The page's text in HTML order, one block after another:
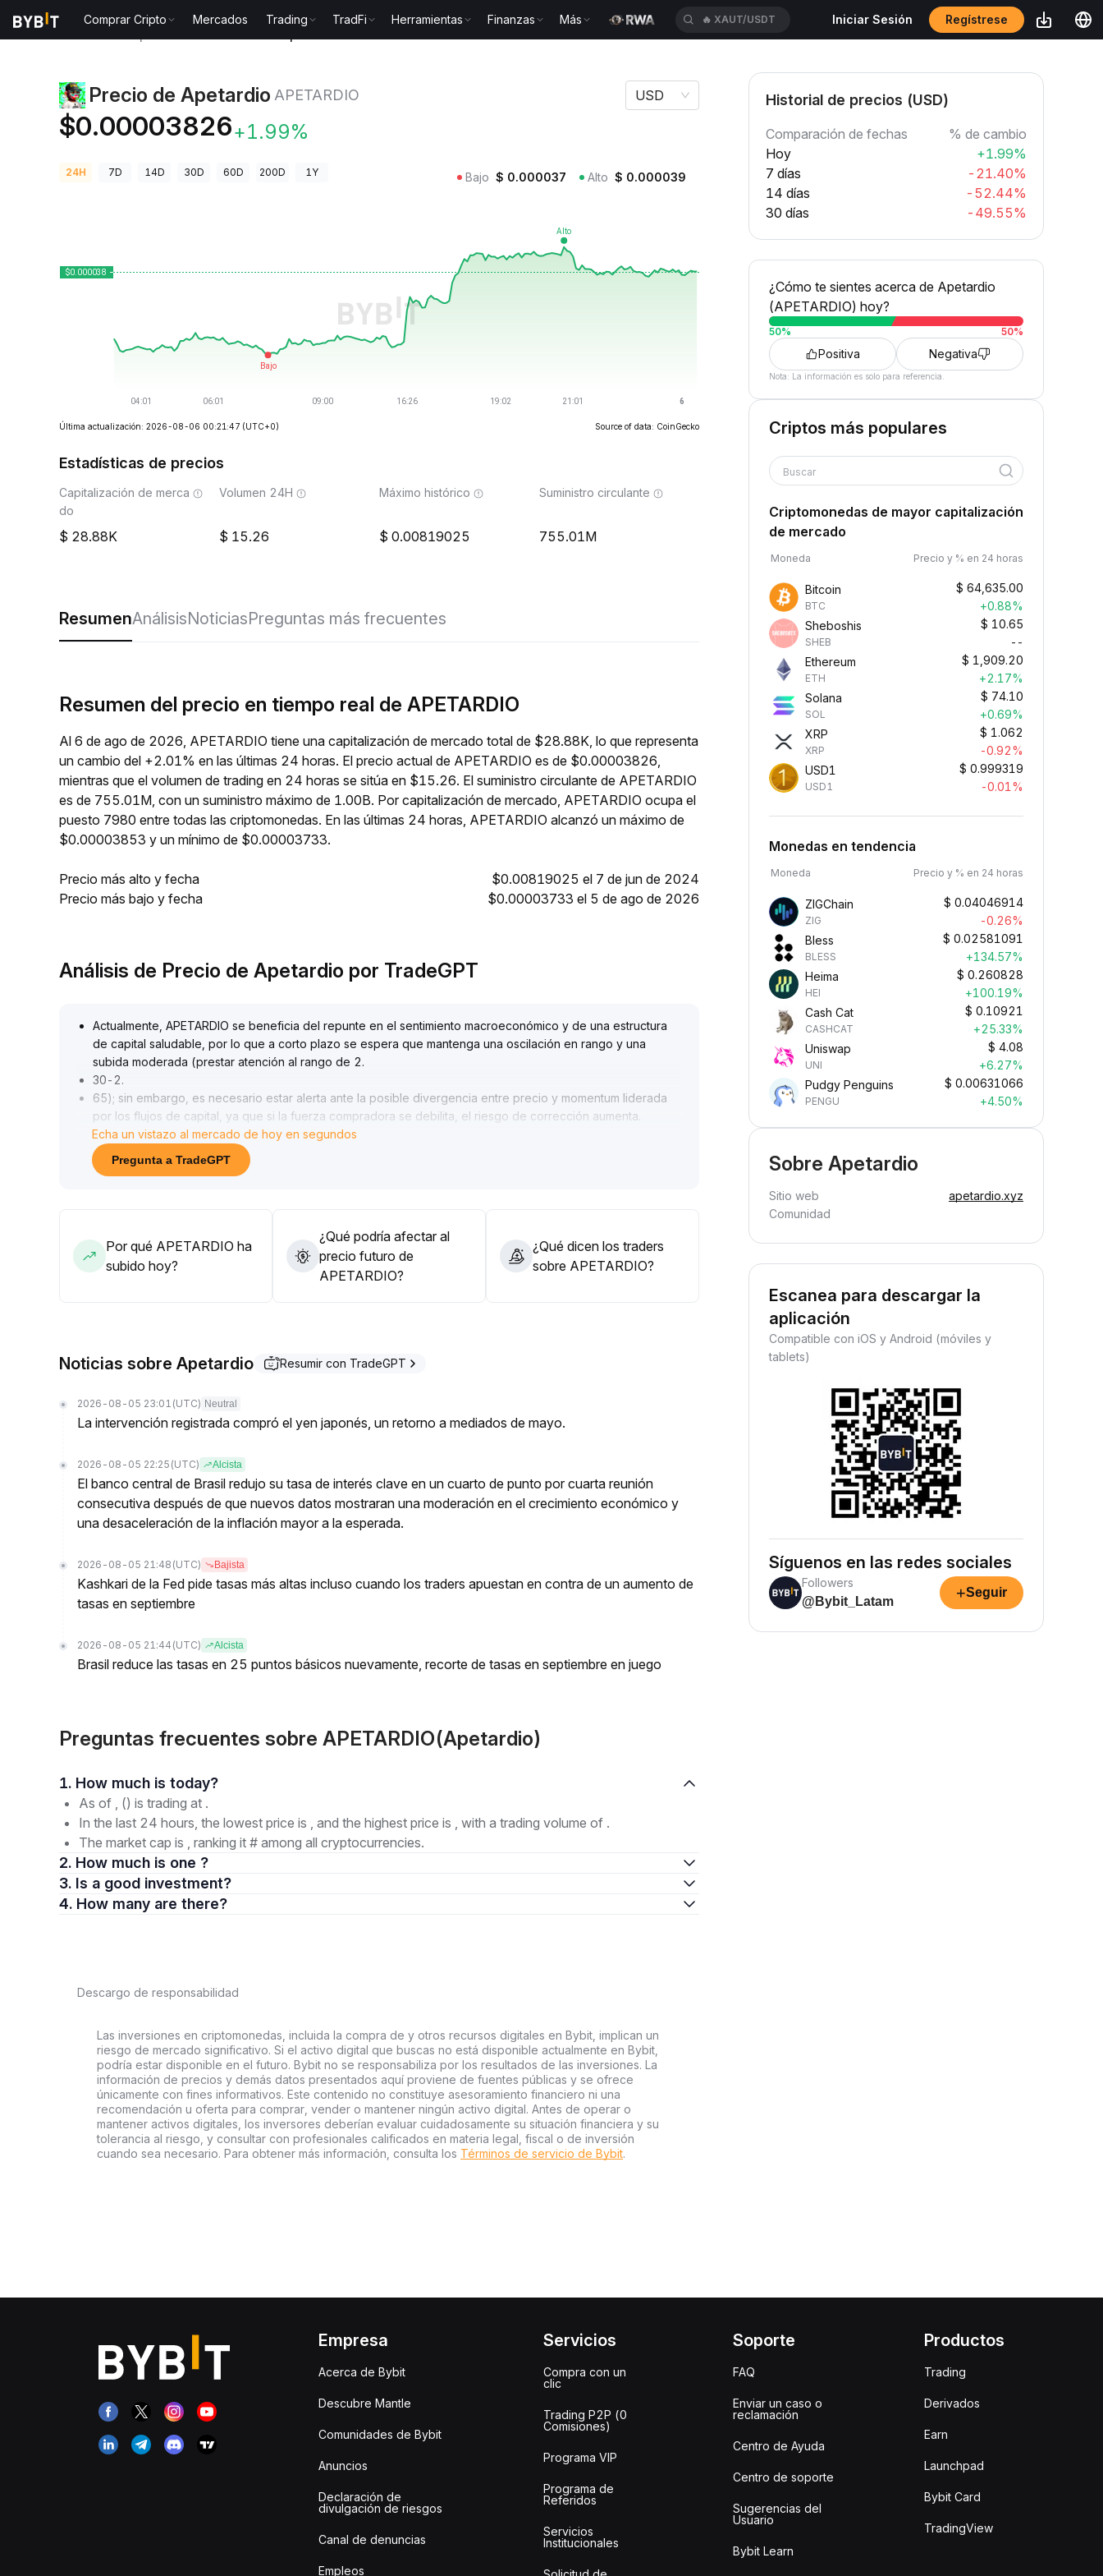
Comprar Cripto Mercados Trading TradFi Herramientas Finanzas Más 🔥 HEIUSDT Iniciar Sesión Regístrese
Precio de Apetardio APETARDIO
$0.00003826+1.99%
USD
24H 7D 14D 30D 60D 200D 1Y Bajo $ 0.000037 Alto $ 0.000039
Última actualización: 2026-08-06 00:21:47 (UTC+0) Source of data: CoinGecko
Estadísticas de precios
Capitalización de merca
do
28.88K
Volumen 24H
15.26
Máximo histórico
0.00819025
Suministro circulante
755.01M
ResumenAnálisisNoticiasPreguntas más frecuentes
Resumen del precio en tiempo real de APETARDIO
Al 6 de ago de 2026, APETARDIO tiene una capitalización de mercado total de $28.88K, lo que representa
un cambio del +2.01% en las últimas 24 horas. El precio actual de APETARDIO es de $0.00003826,
mientras que el volumen de trading en 24 horas se sitúa en $15.26. El suministro circulante de APETARDIO
es de 755.01M, con un suministro máximo de 1.00B. Por capitalización de mercado, APETARDIO ocupa el
puesto 7980 entre todas las criptomonedas. En las últimas 24 horas, APETARDIO alcanzó un máximo de
$0.00003853 y un mínimo de $0.00003733.
Precio más alto y fecha
$0.00819025 el 7 de jun de 2024
Precio más bajo y fecha
$0.00003733 el 5 de ago de 2026
Análisis de Precio de Apetardio por TradeGPT
Actualmente, APETARDIO se beneficia del repunte en el sentimiento macroeconómico y de una estructura
de capital saludable, por lo que a corto plazo se espera que mantenga una oscilación en rango y una
subida moderada (prestar atención al rango de 2.
30-2.
65); sin embargo, es necesario estar alerta ante la posible divergencia entre precio y momentum liderada
por los flujos de capital, ya que si la fuerza compradora se debilita, el riesgo de corrección aumenta
Se recomienda a los inversores a medio y corto plazo posicionarse progresivamente, ajustar dinámicamente
los niveles de toma de ganancias, seguir de cerca el volumen de negociación y la reacción en la zona de
resistencia clave de 2
Echa un vistazo al mercado de hoy en segundos
Pregunta a TradeGPT
Por qué APETARDIO ha
subido hoy?
¿Qué podría afectar al
precio futuro de
APETARDIO?
¿Qué dicen los traders
sobre APETARDIO?
Noticias sobre Apetardio Resumir con TradeGPT
2026-08-05 23:01 (UTC) Neutral
La intervención registrada compró el yen japonés, un retorno a mediados de mayo.
2026-08-05 22:25 (UTC) Alcista
El banco central de Brasil redujo su tasa de interés clave en un cuarto de punto por cuarta reunión
consecutiva después de que nuevos datos mostraran una moderación en el crecimiento económico y
una desaceleración de la inflación mayor a la esperada.
2026-08-05 21:48 (UTC) Bajista
Kashkari de la Fed pide tasas más altas incluso cuando los traders apuestan en contra de un aumento de
tasas en septiembre
2026-08-05 21:44 (UTC) Alcista
Brasil reduce las tasas en 25 puntos básicos nuevamente, recorte de tasas en septiembre en juego
Preguntas frecuentes sobre APETARDIO(Apetardio)
1. How much is today?
As of , () is trading at .
In the last 24 hours, the lowest price is , and the highest price is , with a trading volume of .
The market cap is , ranking it # among all cryptocurrencies.
2. How much is one ?
3. Is a good investment?
4. How many are there?
Descargo de responsabilidad
Las inversiones en criptomonedas, incluida la compra de y otros recursos digitales en Bybit, implican un
riesgo de mercado significativo. Si el activo digital que buscas no está disponible actualmente en Bybit,
podría estar disponible en el futuro. Bybit no se responsabiliza por los resultados de las inversiones. La
información de precios y demás datos presentados aquí proviene de fuentes públicas y se ofrece
únicamente con fines informativos. Este contenido no constituye asesoramiento financiero ni una
recomendación u oferta para comprar, vender o mantener ningún activo digital. Antes de operar o
mantener activos digitales, los inversores deberían evaluar cuidadosamente su situación financiera y su
tolerancia al riesgo, y consultar con profesionales calificados en materia legal, fiscal o de inversión
cuando sea necesario. Para obtener más información, consulta los Términos de servicio de Bybit.
Historial de precios (USD)
Comparación de fechas
% de cambio
Hoy
+1.99%
7 días
-21.40%
14 días
-52.44%
30 días
-49.55%
¿Cómo te sientes acerca de Apetardio
(APETARDIO) hoy?
50% 50%
Positiva Negativa
Nota: La información es solo para referencia.
Criptos más populares
Buscar
Criptomonedas de mayor capitalización
de mercado
Moneda Precio y % en 24 horas
Bitcoin
BTC
$ 64,635.00
+0.88%
Sheboshis
SHEB
$ 10.65
--
Ethereum
ETH
$ 1,909.20
+2.17%
Solana
SOL
$ 74.10
+0.69%
XRP
XRP
$ 1.062
-0.92%
USD1
USD1
$ 0.999319
-0.01%
Monedas en tendencia
Moneda Precio y % en 24 horas
ZIGChain
ZIG
$ 0.04046914
-0.26%
Bless
BLESS
$ 0.02581091
+134.57%
Heima
HEI
$ 0.260828
+100.19%
Cash Cat
CASHCAT
$ 0.10921
+25.33%
Uniswap
UNI
$ 4.08
+6.27%
Pudgy Penguins
PENGU
$ 0.00631066
+4.50%
Sobre Apetardio
Sitio web
apetardio.xyz
Comunidad
Escanea para descargar la
aplicación
Compatible con iOS y Android (móviles y
tablets)
Síguenos en las redes sociales
Followers
@Bybit_Latam
+Seguir
Empresa
Acerca de Bybit
Descubre Mantle
Comunidades de Bybit
Anuncios
Declaración de
divulgación de riesgos
Canal de denuncias
Empleos
Servicios
Compra con un
clic
Trading P2P (0
Comisiones)
Programa VIP
Programa de
Referidos
Servicios
Institucionales
Soporte
FAQ
Enviar un caso o
reclamación
Centro de Ayuda
Centro de soporte
Sugerencias del
Usuario
Bybit Learn
Productos
Trading
Derivados
Earn
Launchpad
Bybit Card
TradingView